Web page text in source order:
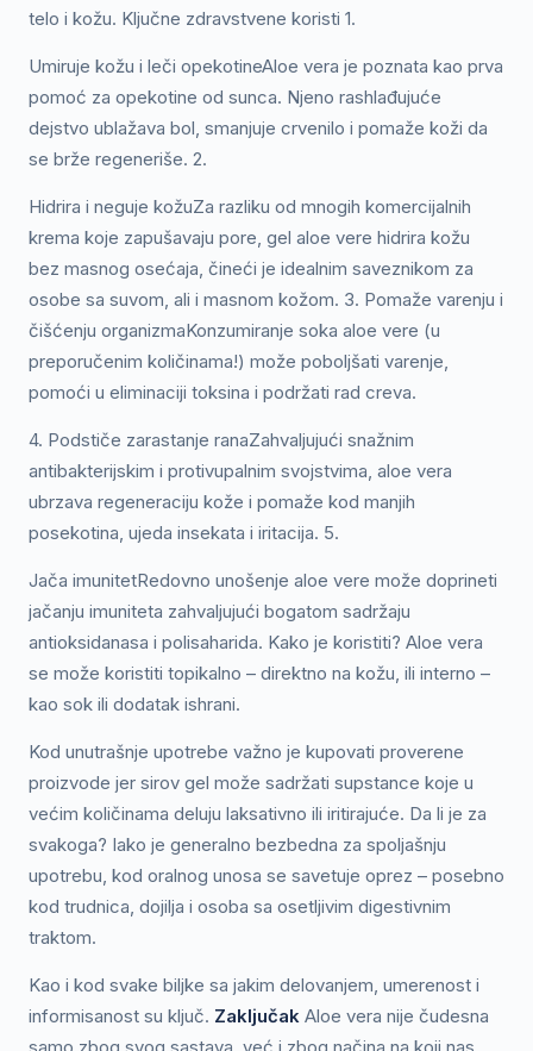
telo i kožu. Ključne zdravstvene koristi 1.
Umiruje kožu i leči opekotineAloe vera je poznata kao prva
pomoć za opekotine od sunca. Njeno rashlađujuće
dejstvo ublažava bol, smanjuje crvenilo i pomaže koži da
se brže regeneriše. 2.
Hidrira i neguje kožuZa razliku od mnogih komercijalnih
krema koje zapušavaju pore, gel aloe vere hidrira kožu
bez masnog osećaja, čineći je idealnim saveznikom za
osobe sa suvom, ali i masnom kožom. 3. Pomaže varenju i
čišćenju organizmaKonzumiranje soka aloe vere (u
preporučenim količinama!) može poboljšati varenje,
pomoći u eliminaciji toksina i podržati rad creva.
4. Podstiče zarastanje ranaZahvaljujući snažnim
antibakterijskim i protivupalnim svojstvima, aloe vera
ubrzava regeneraciju kože i pomaže kod manjih
posekotina, ujeda insekata i iritacija. 5.
Jača imunitetRedovno unošenje aloe vere može doprineti
jačanju imuniteta zahvaljujući bogatom sadržaju
antioksidanasa i polisaharida. Kako je koristiti? Aloe vera
se može koristiti topikalno – direktno na kožu, ili interno –
kao sok ili dodatak ishrani.
Kod unutrašnje upotrebe važno je kupovati proverene
proizvode jer sirov gel može sadržati supstance koje u
većim količinama deluju laksativno ili iritirajuće. Da li je za
svakoga? Iako je generalno bezbedna za spoljašnju
upotrebu, kod oralnog unosa se savetuje oprez – posebno
kod trudnica, dojilja i osoba sa osetljivim digestivnim
traktom.
Kao i kod svake biljke sa jakim delovanjem, umerenost i
informisanost su ključ. Zaključak Aloe vera nije čudesna